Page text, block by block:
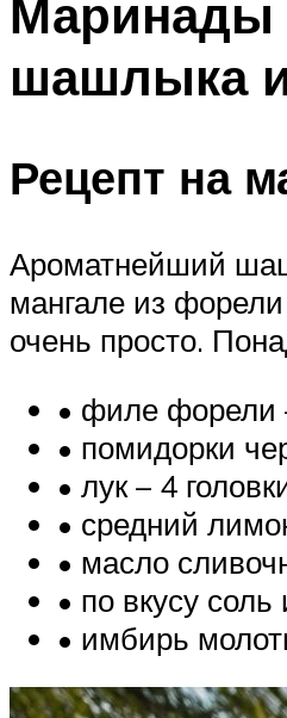
Маринады
шашлыка
Рецепт на
Ароматнейший
мангале из форели
очень просто.
• филе форели
• помидорки
• лук – 4
• средний
• масло
• по вкусу
• имбирь